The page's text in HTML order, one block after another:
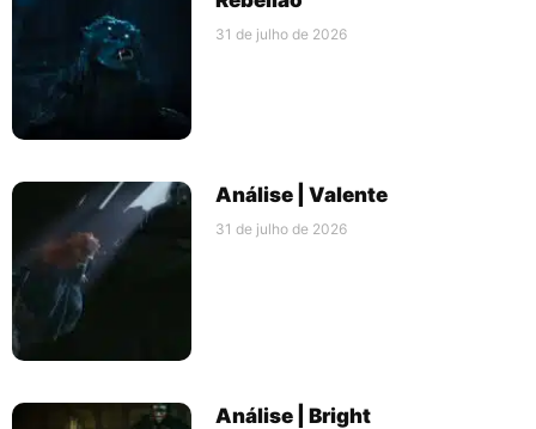
31 de julho de 2026
Análise | Valente
31 de julho de 2026
Análise | Bright